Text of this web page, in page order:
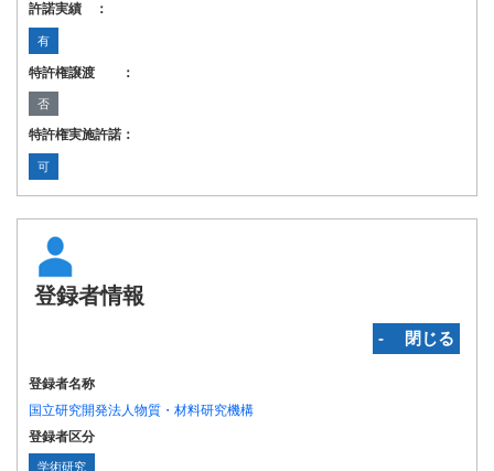
許諾実績 ：
有
特許権譲渡 ：
否
特許権実施許諾：
可
登録者情報
‐ 閉じる
登録者名称
国立研究開発法人物質・材料研究機構
登録者区分
学術研究